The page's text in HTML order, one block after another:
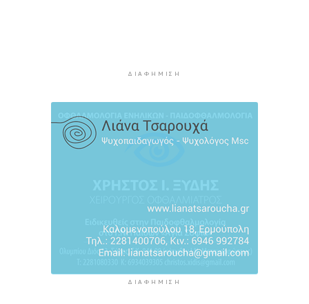
ανατιμήσεων - Οι κατηγορίες με τη μεγαλύτερη
πίεση
4 ώρες πρίν
ΔΙΑΦΉΜΙΣΗ
ΔΙΑΦΉΜΙΣΗ